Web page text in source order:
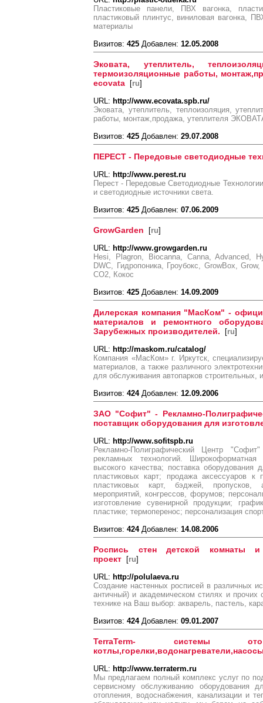
Пластиковые панели, ПВХ вагонка,
пластиковый плинтус, виниловая вагонка,
материалы
Визитов: 425 Добавлен: 12.05.2008
Эковата, утеплитель,
термоизоляционные работы,
ecovata [ru]
URL: http://www.ecovata.spb.ru/
Эковата, утеплитель, теплоизоляция,
работы, монтаж,продажа, утеплителя
Визитов: 425 Добавлен: 29.07.2008
ПЕРЕСТ - Передовые светодиодные
URL: http://www.perest.ru
Перест - Передовые Светодиодные
и светодиодные источники света.
Визитов: 425 Добавлен: 07.06.2009
GrowGarden [ru]
URL: http://www.growgarden.ru
Hesi, Plagron, Biocanna, Canna, Advanced,
DWC, Гидропоника, Гроубокс, GrowBox,
CO2, Кокос
Визитов: 425 Добавлен: 14.09.2009
Дилерская компания "МасКом" -
материалов и ремонтного
Зарубежных производителей. [ru]
URL: http://maskom.ru/catalog/
Компания «МасКом» г. Иркутск,
материалов, а также различного
для обслуживания автопарков
Визитов: 424Добавлен: 12.09.2006
ЗАО "Софит" - Рекламно-
поставщик оборудования для
URL: http://www.sofitspb.ru
Рекламно-Полиграфический Центр
рекламных технологий.
высокого качества; поставка оборудования
пластиковых карт; продажа аксессуаров к
пластиковых карт, бэджей, пропусков,
мероприятий, конгрессов, форумов;
изготовление сувенирной продукции;
пластике; термоперенос; персонализация
Визитов: 424Добавлен: 14.08.2006
Роспись стен детской комнаты и
проект [ru]
URL: http://polulaeva.ru
Создание настенных росписей в различных
античный) и академическом стилях и
технике на Ваш выбор: акварель, пастель,
Визитов: 424Добавлен: 09.01.2007
TerraTerm- системы
URL: http://www.terraterm.ru
Мы предлагаем полный комплекс услуг по
сервисному обслуживанию оборудования
отопления, водоснабжения, канализации и